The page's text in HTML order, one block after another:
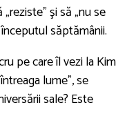
şi să „nu se
săptămânii.
pe care îl vezi la Kim
lume”, se
sale? Este